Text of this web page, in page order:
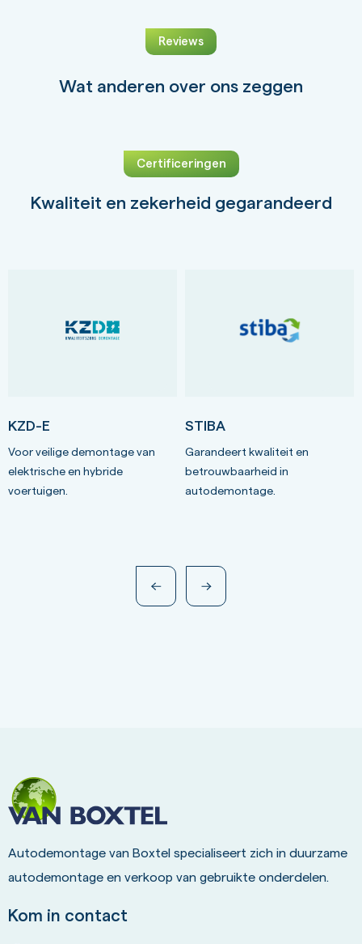
Reviews
Wat anderen over ons zeggen
Certificeringen
Kwaliteit en zekerheid gegarandeerd
Voor veilige demontage van
elektrische en hybride
voertuigen.
KZD-E
Garandeert kwaliteit en
betrouwbaarheid in
autodemontage.
STIBA
Autodemontage van Boxtel specialiseert zich in duurzame
autodemontage en verkoop van gebruikte onderdelen.
Kom in contact